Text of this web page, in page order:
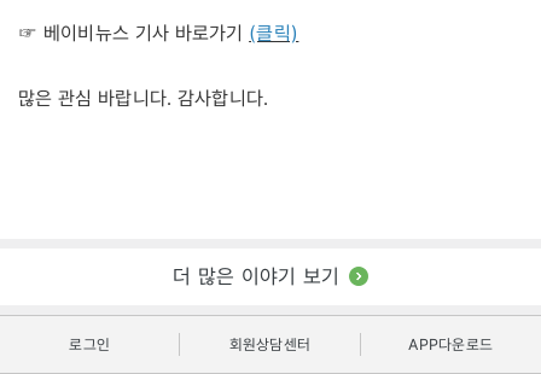
☞ 베이비뉴스 기사 바로가기 (클릭)
많은 관심 바랍니다. 감사합니다.
더 많은 이야기 보기
로그인 회원상담센터 APP다운로드